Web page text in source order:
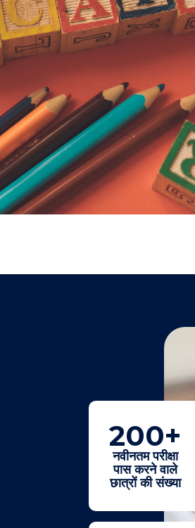
200+
नवीनतम परीक्षा
पास करने वाले
छात्रों की संख्या